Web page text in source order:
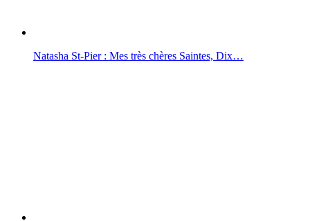
Natasha St-Pier : Mes très chères Saintes, Dix…